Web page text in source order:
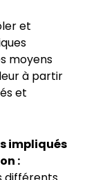
et
moyens
à partir
et
impliqués
: